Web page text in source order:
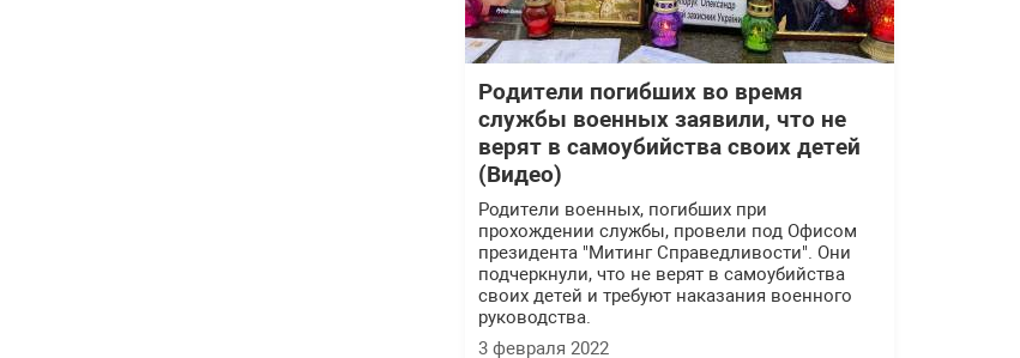
Родители погибших во время
службы военных заявили, что не
верят в самоубийства своих детей
(Видео)
Родители военных, погибших при
прохождении службы, провели под Офисом
президента "Митинг Справедливости". Они
подчеркнули, что не верят в самоубийства
своих детей и требуют наказания военного
руководства.
3 февраля 2022